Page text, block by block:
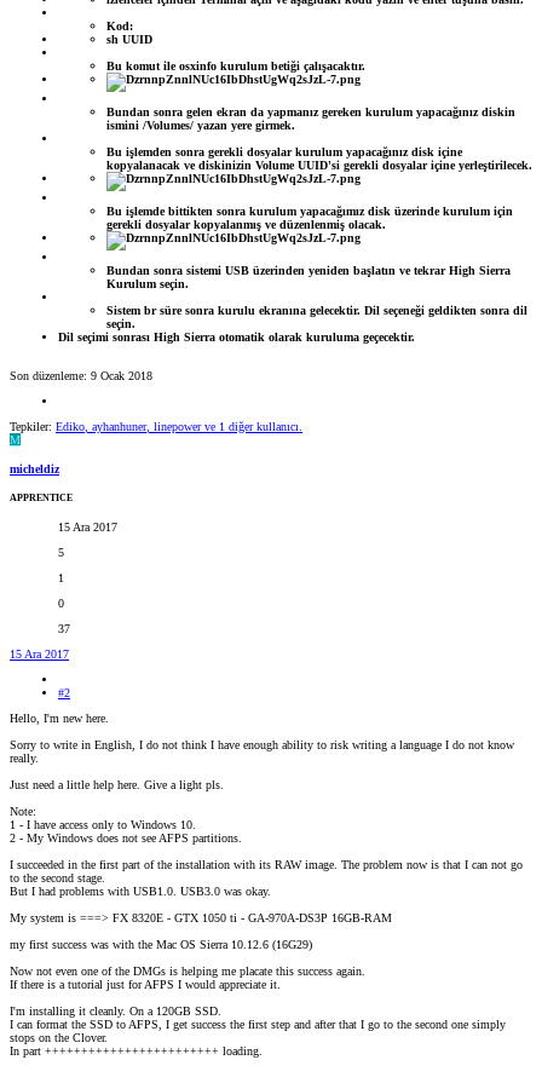
Kod:
sh UUID
Bu komut ile osxinfo kurulum betiği çalışacaktır.
Bundan sonra gelen ekran da yapmanız gereken kurulum yapacağınız diskin
ismini /Volumes/ yazan yere girmek.
Bu işlemden sonra gerekli dosyalar kurulum yapacağınız disk içine
kopyalanacak ve diskinizin Volume UUID'si gerekli dosyalar içine yerleştirilecek.
Bu işlemde bittikten sonra kurulum yapacağımız disk üzerinde kurulum için
gerekli dosyalar kopyalanmış ve düzenlenmiş olacak.
Bundan sonra sistemi USB üzerinden yeniden başlatın ve tekrar High Sierra
Kurulum seçin.
Sistem br süre sonra kurulu ekranına gelecektir. Dil seçeneği geldikten sonra dil
seçin.
Dil seçimi sonrası High Sierra otomatik olarak kuruluma geçecektir.
Son düzenleme: 9 Ocak 2018
Tepkiler: Ediko ayhanhuner, linepowerve 1 diğer kullanıcı.
M
micheldiz
APPRENTICE
15 Ara 2017
5
1
0
37
15 Ara 2017
#2
Hello, I'm new here.
Sorry to write in English, I do not think I have enough ability to risk writing a language I do not know
really.
Just need a little help here. Give a light pls.
Note:
1 - I have access only to Windows 10.
2 - My Windows does not see AFPS partitions.
I succeeded in the first part of the installation with its RAW image. The problem now is that I can not go
to the second stage.
But I had problems with USB1.0. USB3.0 was okay.
My system is ===> FX 8320E - GTX 1050 ti - GA-970A-DS3P 16GB-RAM
my first success was with the Mac OS Sierra 10.12.6 (16G29)
Now not even one of the DMGs is helping me placate this success again.
If there is a tutorial just for AFPS I would appreciate it.
I'm installing it cleanly. On a 120GB SSD.
I can format the SSD to AFPS, I get success the first step and after that I go to the second one simply
stops on the Clover.
In part ++++++++++++++++++++++++ loading.